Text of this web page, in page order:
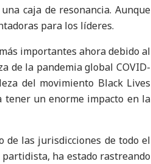
caja de resonancia. Aunque
para los líderes.
importantes ahora debido al
de la pandemia global COVID-
del movimiento Black Lives
tener un enorme impacto en la
de las jurisdicciones de todo el
partidista, ha estado rastreando